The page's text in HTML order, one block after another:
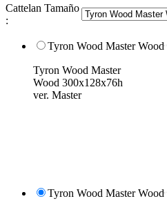
Cattelan Tamaño
:
Tyron Wood Master
Tyron Wood Master
Wood 300x128x76h
ver. Master
Tyron Wood Master